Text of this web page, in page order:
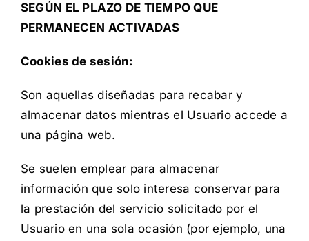
SEGÚN EL PLAZO DE TIEMPO QUE
PERMANECEN ACTIVADAS
Cookies de sesión:
Son aquellas diseñadas para recabar y
almacenar datos mientras el Usuario accede a
una página web.
Se suelen emplear para almacenar
información que solo interesa conservar para
la prestación del servicio solicitado por el
Usuario en una sola ocasión (por ejemplo, una